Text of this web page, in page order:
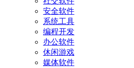
安全软件
系统工具
编程开发
办公软件
休闲游戏
媒体软件